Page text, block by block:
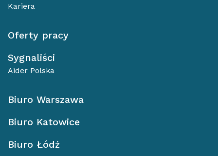
Kariera
Oferty pracy
Sygnaliści
Aider Polska
Biuro Warszawa
Biuro Katowice
Biuro Łódź